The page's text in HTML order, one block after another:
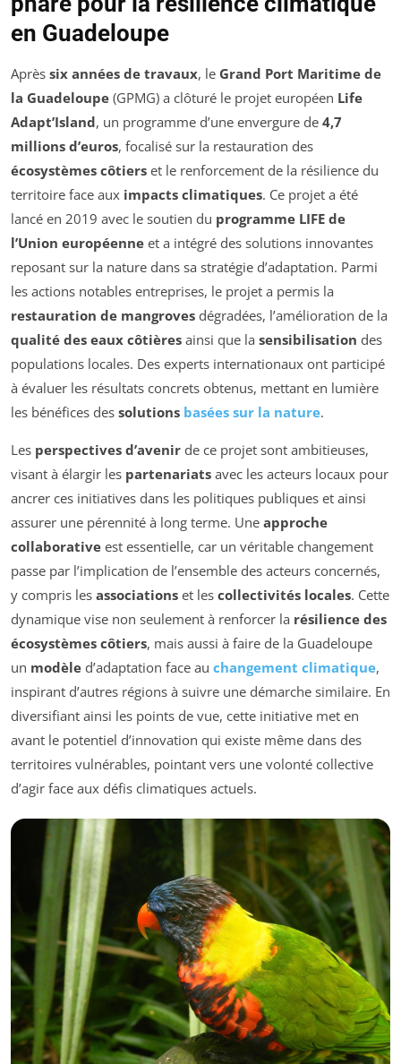
en Guadeloupe
Après six années de travaux, le Grand Port Maritime de
la Guadeloupe (GPMG) a clôturé le projet européen Life
Adapt’Island, un programme d’une envergure de 4,7
millions d’euros, focalisé sur la restauration des
écosystèmes côtiers et le renforcement de la résilience du
territoire face aux impacts climatiques. Ce projet a été
lancé en 2019 avec le soutien du programme LIFE de
l’Union européenne et a intégré des solutions innovantes
reposant sur la nature dans sa stratégie d’adaptation. Parmi
les actions notables entreprises, le projet a permis la
restauration de mangroves dégradées, l’amélioration de la
qualité des eaux côtières ainsi que la sensibilisation des
populations locales. Des experts internationaux ont participé
à évaluer les résultats concrets obtenus, mettant en lumière
les bénéfices des solutions basées sur la nature.
Les perspectives d’avenir de ce projet sont ambitieuses,
visant à élargir les partenariats avec les acteurs locaux pour
ancrer ces initiatives dans les politiques publiques et ainsi
assurer une pérennité à long terme. Une approche
collaborative est essentielle, car un véritable changement
passe par l’implication de l’ensemble des acteurs concernés,
y compris les associations et les collectivités locales. Cette
dynamique vise non seulement à renforcer la résilience des
écosystèmes côtiers, mais aussi à faire de la Guadeloupe
un modèle d’adaptation face au changement climatique,
inspirant d’autres régions à suivre une démarche similaire. En
diversifiant ainsi les points de vue, cette initiative met en
avant le potentiel d’innovation qui existe même dans des
territoires vulnérables, pointant vers une volonté collective
d’agir face aux défis climatiques actuels.